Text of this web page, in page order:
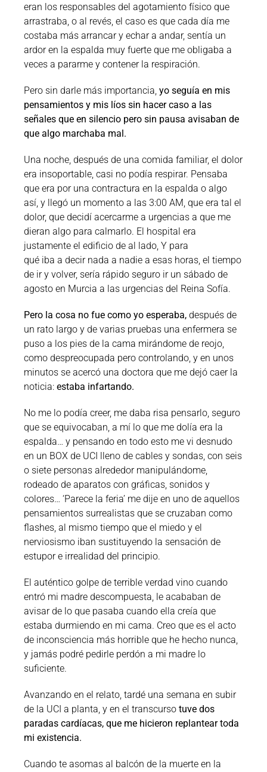
eran los responsables del agotamiento físico que
arrastraba, o al revés, el caso es que cada día me
costaba más arrancar y echar a andar, sentía un
ardor en la espalda muy fuerte que me obligaba a
veces a pararme y contener la respiración.
Pero sin darle más importancia, yo seguía en mis
pensamientos y mis líos sin hacer caso a las
señales que en silencio pero sin pausa avisaban de
que algo marchaba mal.
Una noche, después de una comida familiar, el dolor
era insoportable, casi no podía respirar. Pensaba
que era por una contractura en la espalda o algo
así, y llegó un momento a las 3:00 AM, que era tal el
dolor, que decidí acercarme a urgencias a que me
dieran algo para calmarlo. El hospital era
justamente el edificio de al lado, Y para
qué iba a decir nada a nadie a esas horas, el tiempo
de ir y volver, sería rápido seguro ir un sábado de
agosto en Murcia a las urgencias del Reina Sofía.
Pero la cosa no fue como yo esperaba, después de
un rato largo y de varias pruebas una enfermera se
puso a los pies de la cama mirándome de reojo,
como despreocupada pero controlando, y en unos
minutos se acercó una doctora que me dejó caer la
noticia: estaba infartando.
No me lo podía creer, me daba risa pensarlo, seguro
que se equivocaban, a mí lo que me dolía era la
espalda… y pensando en todo esto me vi desnudo
en un BOX de UCI lleno de cables y sondas, con seis
o siete personas alrededor manipulándome,
rodeado de aparatos con gráficas, sonidos y
colores… ‘Parece la feria’ me dije en uno de aquellos
pensamientos surrealistas que se cruzaban como
flashes, al mismo tiempo que el miedo y el
nerviosismo iban sustituyendo la sensación de
estupor e irrealidad del principio.
El auténtico golpe de terrible verdad vino cuando
entró mi madre descompuesta, le acababan de
avisar de lo que pasaba cuando ella creía que
estaba durmiendo en mi cama. Creo que es el acto
de inconsciencia más horrible que he hecho nunca,
y jamás podré pedirle perdón a mi madre lo
suficiente.
Avanzando en el relato, tardé una semana en subir
de la UCI a planta, y en el transcurso tuve dos
paradas cardíacas, que me hicieron replantear toda
mi existencia.
Cuando te asomas al balcón de la muerte en la